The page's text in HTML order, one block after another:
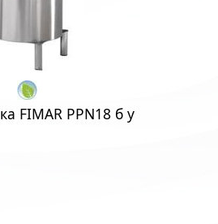
FIMAR PPN18 б у